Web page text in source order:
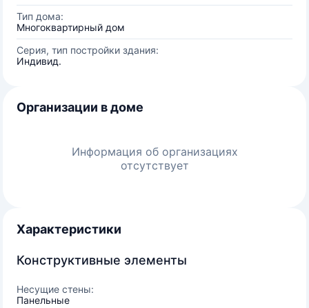
Тип дома:
Многоквартирный дом
Серия, тип постройки здания:
Индивид.
Организации в доме
Информация об организациях
отсутствует
Характеристики
Конструктивные элементы
Несущие стены:
Панельные